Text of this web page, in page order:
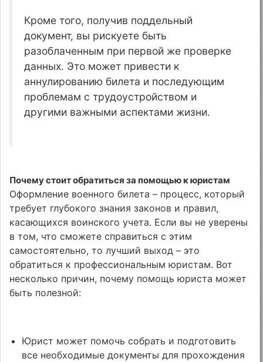
Кроме того, получив поддельный
документ, вы рискуете быть
разоблаченным при первой же проверке
данных. Это может привести к
аннулированию билета и последующим
проблемам с трудоустройством и
другими важными аспектами жизни.
Почему стоит обратиться за помощью к юристам
Оформление военного билета – процесс, который
требует глубокого знания законов и правил,
касающихся воинского учета. Если вы не уверены
в том, что сможете справиться с этим
самостоятельно, то лучший выход – это
обратиться к профессиональным юристам. Вот
несколько причин, почему помощь юриста может
быть полезной:
Юрист может помочь собрать и подготовить
все необходимые документы для прохождения